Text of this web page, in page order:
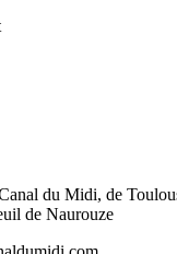
du Midi, de
de Naurouze